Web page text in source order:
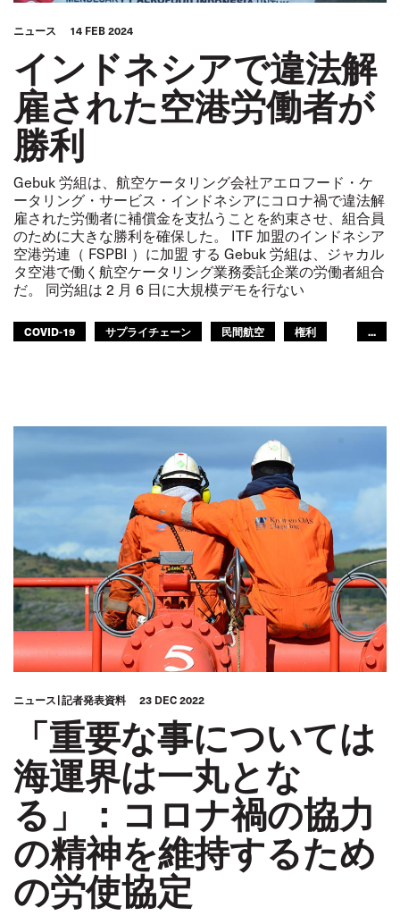
ニュース 14 FEB 2024
インドネシアで違法解
雇された空港労働者が
勝利
Gebuk 労組は、航空ケータリング会社アエロフード・ケ
ータリング・サービス・インドネシアにコロナ禍で違法解
雇された労働者に補償金を支払うことを約束させ、組合員
のために大きな勝利を確保した。 ITF 加盟のインドネシア
空港労連（ FSPBI ）に加盟 する Gebuk 労組は、ジャカル
タ空港で働く航空ケータリング業務委託企業の労働者組合
だ。 同労組は 2 月 6 日に大規模デモを行ない
COVID-19 サプライチェーン 民間航空
権利
...
ニュース 記者発表資料 23 DEC 2022
「重要な事については
海運界は一丸とな
る」：コロナ禍の協力
の精神を維持するため
の労使協定